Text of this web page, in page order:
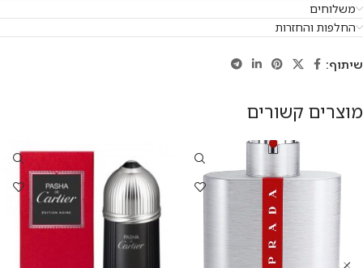
משלוחים
החלפות והחזרות
שיתוף:
מוצרים קשורים